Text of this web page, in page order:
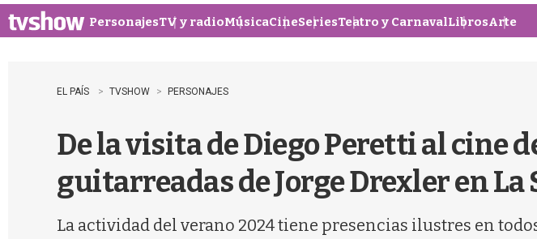
u
PersonajesTV y radioMúsicaCineSeriesTeatro y CarnavalLibrosArte
EL PAÍS TVSHOW PERSONAJES
De la visita de Diego Peretti al cine
guitarreadas de Jorge Drexler en La
La actividad del verano 2024 tiene presencias ilustres en